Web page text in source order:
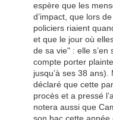
espère que les
d’impact, que lors
policiers riaient
et que le jour où
de sa vie" : elle s’en
compte porter
jusqu’à ses 38
déclaré que cette
procès et a pressé
notera aussi que